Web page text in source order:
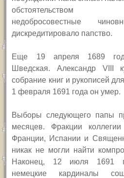
обстоятельством
недобросовестные
дискредитировало папство.
Еще 19 апреля 1689
Шведская. Александр VIII
собрание книг и рукописей
1 февраля 1691 года он умер.
Выборы следующего папы
месяцев. Фракции
Франции, Испании и
никак не могли найти
Наконец, 12 июля 1691
немецкие кардиналы